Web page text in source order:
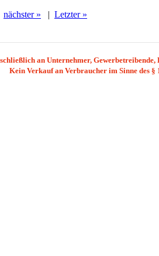
nächster » | Letzter »
an Unternehmer,
Kein Verkauf an Verbraucher im Sinne des §